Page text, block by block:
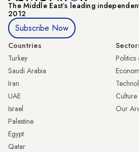
The Middle Eastʼs leading
2012
Subscribe Now
Countries
Turkey
Saudi Arabia
Iran
UAE
Israel
Palestine
Egypt
Qatar
Politics
Culture
Our